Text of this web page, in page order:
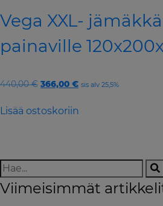
Vega XXL-
painaville
440,00€ Original
was:
366,00 €Current
sis alv 25,5%
Lisää ostoskoriin
Viimeisimmät